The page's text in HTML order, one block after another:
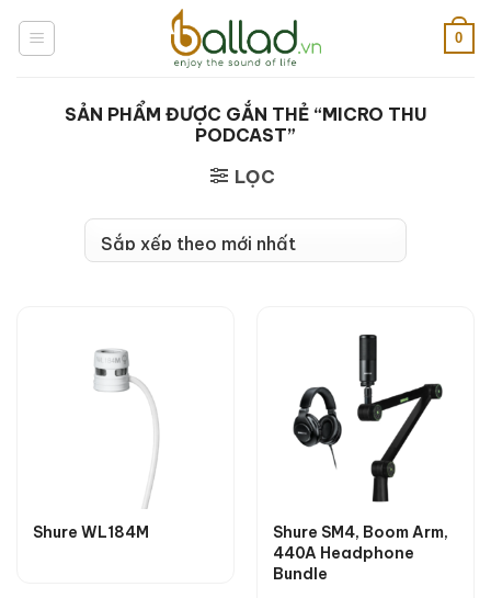
qua
0
SẢN PHẨM ĐƯỢC GẮN THẺ “MICRO THU
PODCAST”
LỌC
Shure WL184M
Shure SM4, Boom Arm,
440A Headphone
Bundle